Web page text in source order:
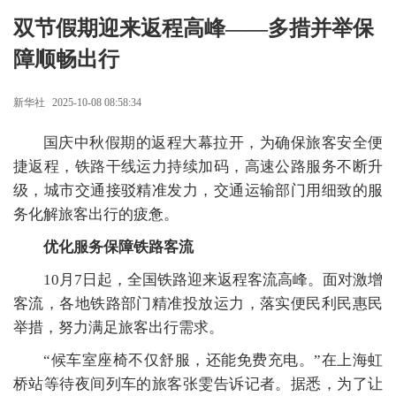
双节假期迎来返程高峰——多措并举保
障顺畅出行
新华社 2025-10-08 08:58:34
国庆中秋假期的返程大幕拉开，为确保旅客安全便
捷返程，铁路干线运力持续加码，高速公路服务不断升
级，城市交通接驳精准发力，交通运输部门用细致的服
务化解旅客出行的疲惫。
优化服务保障铁路客流
10月7日起，全国铁路迎来返程客流高峰。面对激增
客流，各地铁路部门精准投放运力，落实便民利民惠民
举措，努力满足旅客出行需求。
“候车室座椅不仅舒服，还能免费充电。”在上海虹
桥站等待夜间列车的旅客张雯告诉记者。据悉，为了让